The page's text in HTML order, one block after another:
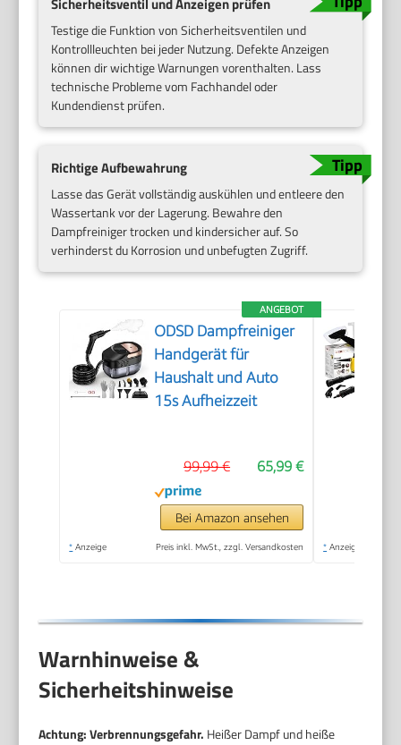
Sicherheitsventil und Anzeigen prüfen
Testige die Funktion von Sicherheitsventilen und
Kontrollleuchten bei jeder Nutzung. Defekte Anzeigen
können dir wichtige Warnungen vorenthalten. Lass
technische Probleme vom Fachhandel oder
Kundendienst prüfen.
Richtige Aufbewahrung
Lasse das Gerät vollständig auskühlen und entleere den
Wassertank vor der Lagerung. Bewahre den
Dampfreiniger trocken und kindersicher auf. So
verhinderst du Korrosion und unbefugten Zugriff.
ANGEBOT
ODSD Dampfreiniger
Handgerät für
Haushalt und Auto
15s Aufheizzeit
65,99 €
99,99 €
Bei Amazon ansehen
* Anzeige Preis inkl. MwSt., zzgl. Versandkosten * Anzeige
Warnhinweise &
Sicherheitshinweise
Achtung: Verbrennungsgefahr. Heißer Dampf und heiße